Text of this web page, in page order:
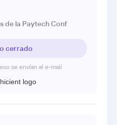
de la Paytech Conf
cerrado
se envían al e-mail